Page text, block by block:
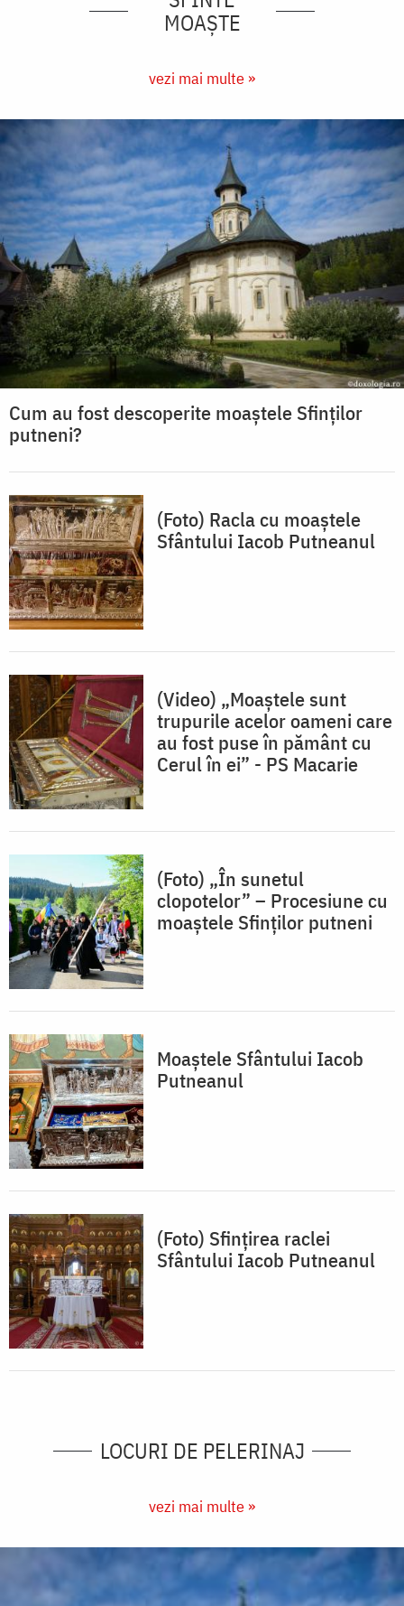
MOAȘTE
vezi mai multe »
Cum au fost descoperite moaștele Sfinților
putneni?
(Foto) Racla cu moaștele
Sfântului Iacob Putneanul
(Video) „Moaștele sunt
trupurile acelor oameni care
au fost puse în pământ cu
Cerul în ei” - PS Macarie
(Foto) „În sunetul
clopotelor” – Procesiune cu
moaştele Sfinţilor putneni
Moaștele Sfântului Iacob
Putneanul
(Foto) Sfințirea raclei
Sfântului Iacob Putneanul
LOCURI DE PELERINAJ
vezi mai multe »